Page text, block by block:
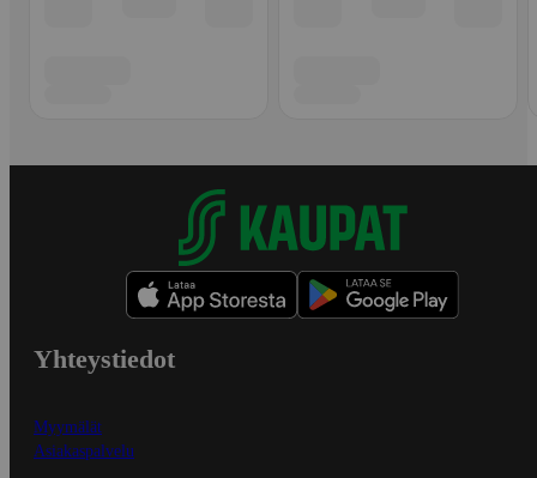
Yhteystiedot
Myymälät
Asiakaspalvelu